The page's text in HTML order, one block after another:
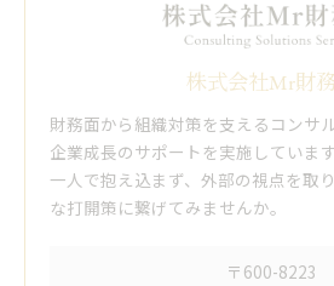
株式会社Mr財
財務面から組織対策を支えるコンサ
企業成長のサポートを実施していま
一人で抱え込まず、外部の視点を取
な打開策に繋げてみませんか。
〒600-8223